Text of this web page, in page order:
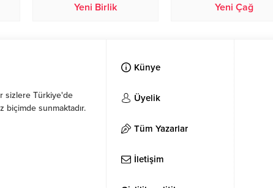
Yeni Birlik Yeni Çağ
sizlere Türkiye'de
biçimde sunmaktadır.
Künye
Üyelik
Tüm Yazarlar
İletişim